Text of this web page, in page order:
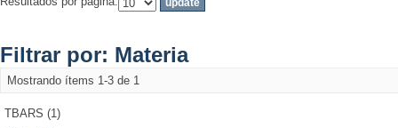
Filtrar por: Materia
Mostrando ítems 1-3 de 1
TBARS (1)